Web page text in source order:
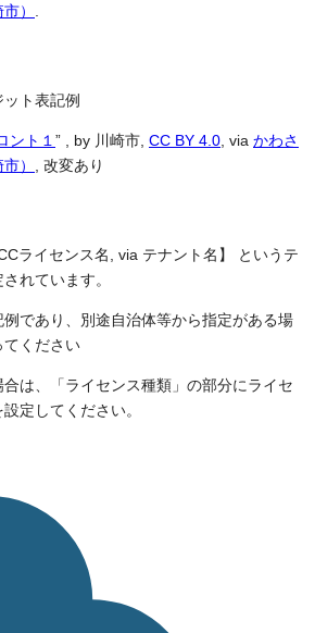
）
ト表記例
ント１ ” , by 川崎市, CC BY 4.0 , via かわさ
）
, 改変あり
ライセンス名, via テナント名】 というテ
れています。
であり、別途自治体等から指定がある場
てください
は、「ライセンス種類」の部分にライセ
定してください。